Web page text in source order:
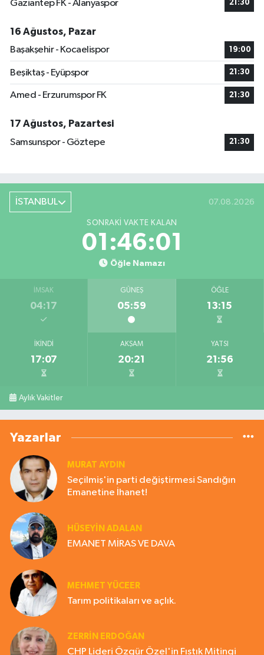
Gaziantep FK - Alanyaspor 21:30
16 Ağustos, Pazar
Başakşehir - Kocaelispor
19:00
Beşiktaş - Eyüpspor 21:30
Amed - Erzurumspor FK 21:30
17 Ağustos, Pazartesi
Samsunspor - Göztepe
21:30
İSTANBUL 07.08.2026
SONRAKI VAKTE KALAN
01:46:01
Öğle Namazı
İMSAK
04:17
GÜNEŞ
05:59
ÖĞLE
13:15
İKINDI
17:07
AKŞAM
20:21
YATSI
21:56
Aylık Vakitler
Yazarlar
MURAT AYDIN
Seçilmiş'in parti değiştirmesi Sandığın
Emanetine İhanet!
HÜSEYIN ADALAN
EMANET MİRAS VE DAVA
MEHMET YÜCEER
Tarım politikaları ve açlık.
ZERRIN ERDOĞAN
CHP Lideri Özgür Özel'in Fıstık Mitingi